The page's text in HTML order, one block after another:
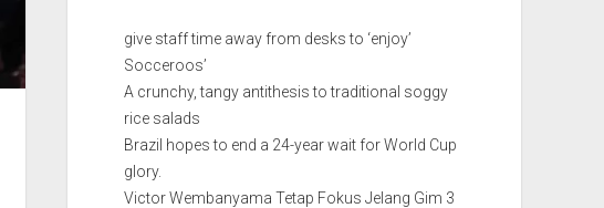
give staff time away from desks to ‘enjoy’
Socceroos’
A crunchy, tangy antithesis to traditional soggy
rice salads
Brazil hopes to end a 24-year wait for World Cup
glory.
Victor Wembanyama Tetap Fokus Jelang Gim 3